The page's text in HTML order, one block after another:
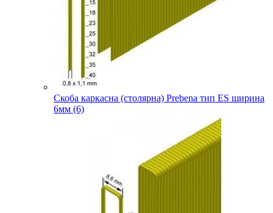
Скоба каркасна (столярна) Prebena тип ES ширина
6мм (6)